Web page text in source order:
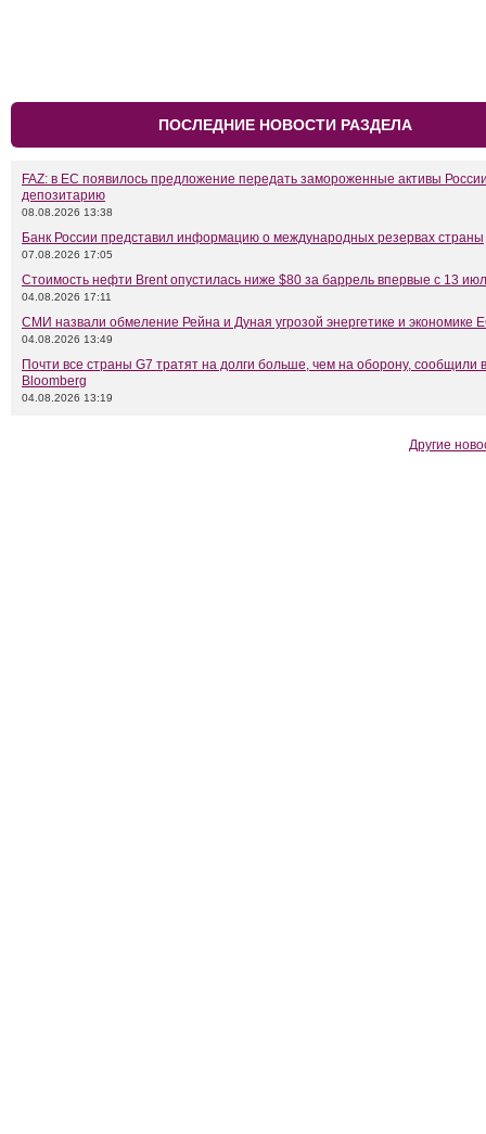
ПОСЛЕДНИЕ НОВОСТИ РАЗДЕЛА
FAZ: в ЕС появилось предложение передать замороженные активы
депозитарию
08.08.2026 13:38
Банк России представил информацию о международных резервах страны
07.08.2026 17:05
Стоимость нефти Brent опустилась ниже $80 за баррель впервые с 13
04.08.2026 17:11
СМИ назвали обмеление Рейна и Дуная угрозой энергетике и экономике
04.08.2026 13:49
Почти все страны G7 тратят на долги больше, чем на оборону, сообщили в
Bloomberg
04.08.2026 13:19
Другие